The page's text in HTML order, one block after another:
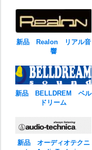
新品 Realon リアル音
響
新品 BELLDREM ベル
ドリーム
新品 オーディオテクニ